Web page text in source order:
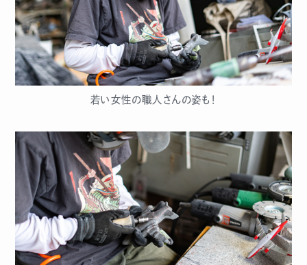
若い女性の職人さんの姿も！